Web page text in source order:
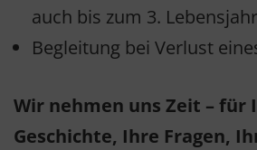
auch bis zum 3.
Begleitung bei Verlust
Wir nehmen uns Zeit – für
Geschichte, Ihre Fragen,